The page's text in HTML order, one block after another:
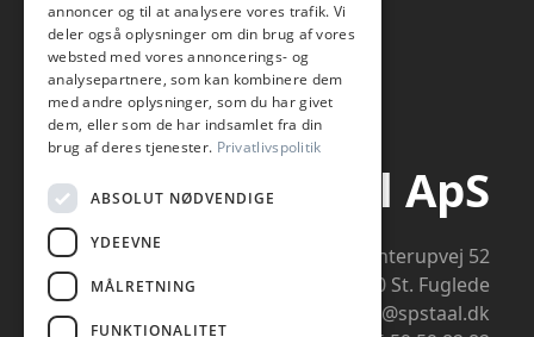
SP-Staal ApS
Flinterupvej 52
4480 St. Fuglede
info@spstaal.dk
annoncer og til at analysere vores trafik. Vi
deler også oplysninger om din brug af vores
websted med vores annoncerings- og
analysepartnere, som kan kombinere dem
med andre oplysninger, som du har givet
dem, eller som de har indsamlet fra din
brug af deres tjenester. Privatlivspolitik
ABSOLUT NØDVENDIGE
YDEEVNE
MÅLRETNING
FUNKTIONALITET